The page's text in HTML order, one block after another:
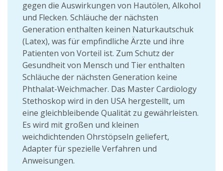
gegen die Auswirkungen von Hautölen, Alkohol
und Flecken. Schläuche der nächsten
Generation enthalten keinen Naturkautschuk
(Latex), was für empfindliche Ärzte und ihre
Patienten von Vorteil ist. Zum Schutz der
Gesundheit von Mensch und Tier enthalten
Schläuche der nächsten Generation keine
Phthalat-Weichmacher. Das Master Cardiology
Stethoskop wird in den USA hergestellt, um
eine gleichbleibende Qualität zu gewährleisten.
Es wird mit großen und kleinen
weichdichtenden Ohrstöpseln geliefert,
Adapter für spezielle Verfahren und
Anweisungen.